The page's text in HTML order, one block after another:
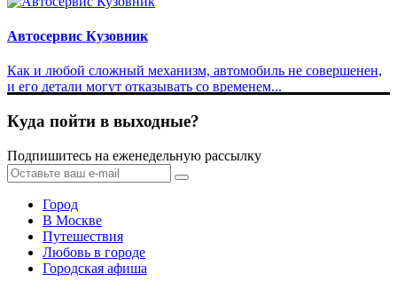
Автосервис Кузовник
Как и любой сложный механизм, автомобиль не совершенен,
и его детали могут отказывать со временем...
Куда пойти в выходные?
Подпишитесь на еженедельную рассылку
Город
В Москве
Путешествия
Любовь в городе
Городская афиша